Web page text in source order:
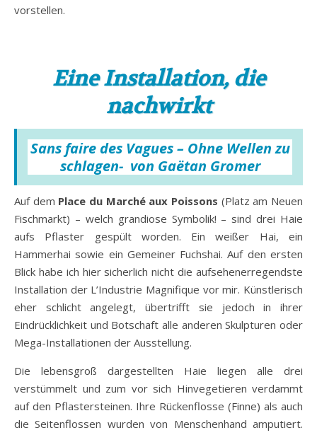
vorstellen.
Eine Installation, die
nachwirkt
Sans faire des Vagues – Ohne Wellen zu
schlagen- von Gaëtan Gromer
Auf dem Place du Marché aux Poissons (Platz am Neuen
Fischmarkt) – welch grandiose Symbolik! – sind drei Haie
aufs Pflaster gespült worden. Ein weißer Hai, ein
Hammerhai sowie ein Gemeiner Fuchshai. Auf den ersten
Blick habe ich hier sicherlich nicht die aufsehenerregendste
Installation der L’Industrie Magnifique vor mir. Künstlerisch
eher schlicht angelegt, übertrifft sie jedoch in ihrer
Eindrücklichkeit und Botschaft alle anderen Skulpturen oder
Mega-Installationen der Ausstellung.
Die lebensgroß dargestellten Haie liegen alle drei
verstümmelt und zum vor sich Hinvegetieren verdammt
auf den Pflastersteinen. Ihre Rückenflosse (Finne) als auch
die Seitenflossen wurden von Menschenhand amputiert.